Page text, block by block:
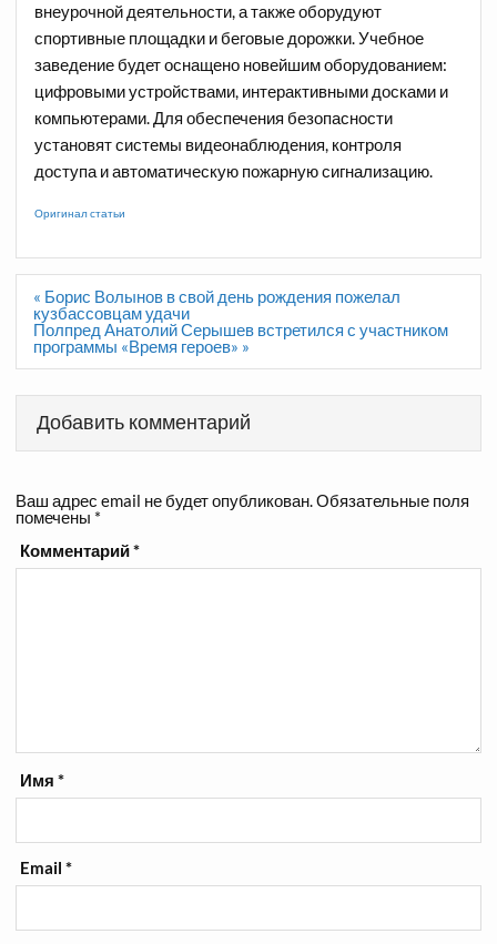
внеурочной деятельности, а также оборудуют
спортивные площадки и беговые дорожки. Учебное
заведение будет оснащено новейшим оборудованием:
цифровыми устройствами, интерактивными досками и
компьютерами. Для обеспечения безопасности
установят системы видеонаблюдения, контроля
доступа и автоматическую пожарную сигнализацию.
Оригинал статьи
Навигация
по
записям
« Борис Волынов в свой день рождения пожелал
кузбассовцам удачи
Полпред Анатолий Серышев встретился с участником
программы «Время героев» »
Добавить комментарий
Ваш адрес email не будет опубликован.Обязательные поля
помечены *
Комментарий*
Имя*
Email*